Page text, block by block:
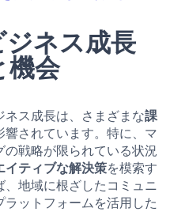
ネス成長
機会
ネス成長は、さまざまな課
響されています。特に、マ
戦略が限られている状況
イティブな解決策を模索す
地域に根ざしたコミュニ
ットフォームを活用した